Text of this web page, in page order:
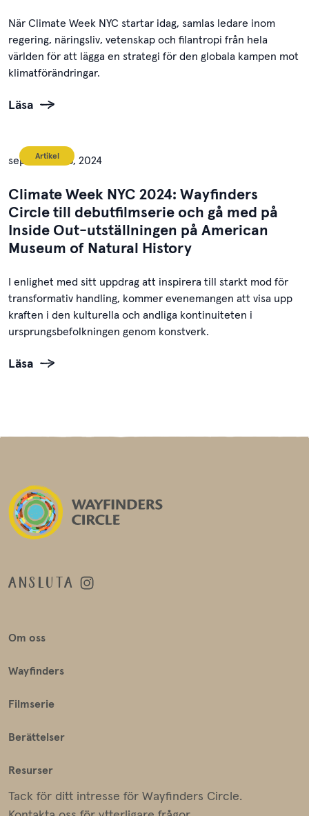
När Climate Week NYC startar idag, samlas ledare inom
regering, näringsliv, vetenskap och filantropi från hela
världen för att lägga en strategi för den globala kampen mot
klimatförändringar.
Läsa
Artikel
september 18, 2024
Climate Week NYC 2024: Wayfinders
Circle till debutfilmserie och gå med på
Inside Out-utställningen på American
Museum of Natural History
I enlighet med sitt uppdrag att inspirera till starkt mod för
transformativ handling, kommer evenemangen att visa upp
kraften i den kulturella och andliga kontinuiteten i
ursprungsbefolkningen genom konstverk.
Läsa
ANSLUTA
Om oss
Wayfinders
Filmserie
Berättelser
Resurser
Tack för ditt intresse för Wayfinders Circle.